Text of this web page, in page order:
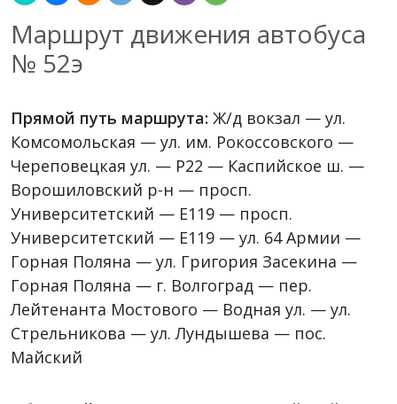
Маршрут движения автобуса
№ 52э
Прямой путь маршрута: Ж/д вокзал — ул.
Комсомольская — ул. им. Рокоссовского —
Череповецкая ул. — P22 — Каспийское ш. —
Ворошиловский р-н — просп.
Университетский — Е119 — просп.
Университетский — Е119 — ул. 64 Армии —
Горная Поляна — ул. Григория Засекина —
Горная Поляна — г. Волгоград — пер.
Лейтенанта Мостового — Водная ул. — ул.
Стрельникова — ул. Лундышева — пос.
Майский